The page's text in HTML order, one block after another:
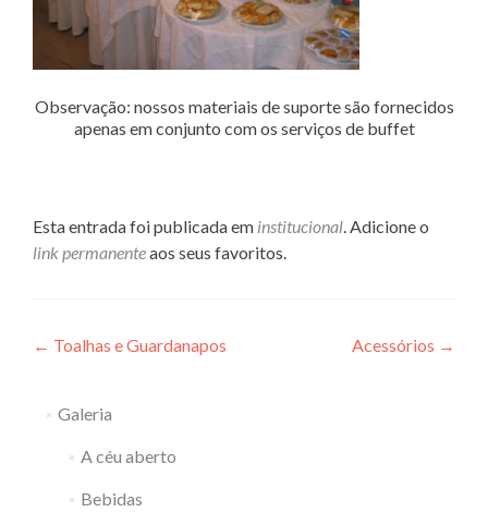
Observação: nossos materiais de suporte são fornecidos
apenas em conjunto com os serviços de buffet
Esta entrada foi publicada em institucional. Adicione o
link permanenteaos seus favoritos.
Navegação
Post
← Toalhas e Guardanapos Acessórios →
Galeria
A céu aberto
Bebidas